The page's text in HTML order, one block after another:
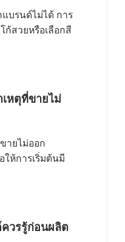
แบรนด์ไม่ได้ การ
ก้สวยหรือเลือกสี
เหตุที่ขายไม่
ายไม่ออก
ให้การเริ่มต้นมี
ควรรู้ก่อนผลิต